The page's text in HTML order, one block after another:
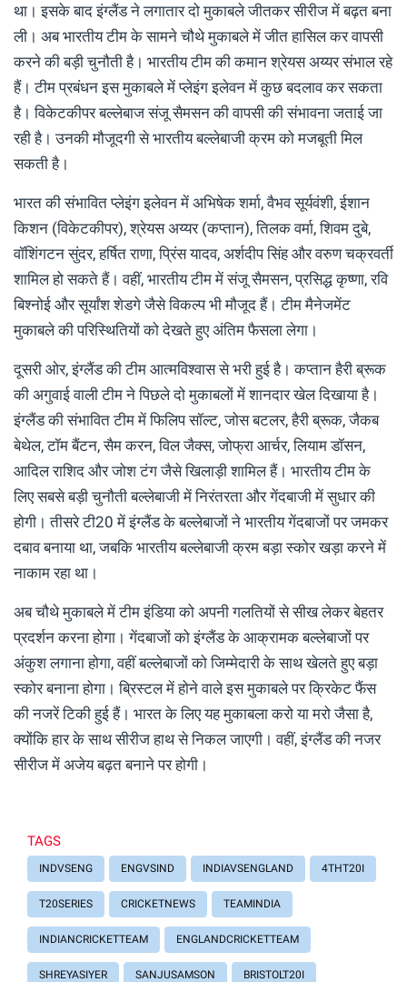
था। इसके बाद इंग्लैंड ने लगातार दो मुकाबले जीतकर सीरीज में बढ़त बना
ली। अब भारतीय टीम के सामने चौथे मुकाबले में जीत हासिल कर वापसी
करने की बड़ी चुनौती है। भारतीय टीम की कमान श्रेयस अय्यर संभाल रहे
हैं। टीम प्रबंधन इस मुकाबले में प्लेइंग इलेवन में कुछ बदलाव कर सकता
है। विकेटकीपर बल्लेबाज संजू सैमसन की वापसी की संभावना जताई जा
रही है। उनकी मौजूदगी से भारतीय बल्लेबाजी क्रम को मजबूती मिल
सकती है।
भारत की संभावित प्लेइंग इलेवन में अभिषेक शर्मा, वैभव सूर्यवंशी, ईशान
किशन (विकेटकीपर), श्रेयस अय्यर (कप्तान), तिलक वर्मा, शिवम दुबे,
वॉशिंगटन सुंदर, हर्षित राणा, प्रिंस यादव, अर्शदीप सिंह और वरुण चक्रवर्ती
शामिल हो सकते हैं। वहीं, भारतीय टीम में संजू सैमसन, प्रसिद्ध कृष्णा, रवि
बिश्नोई और सूर्यांश शेडगे जैसे विकल्प भी मौजूद हैं। टीम मैनेजमेंट
मुकाबले की परिस्थितियों को देखते हुए अंतिम फैसला लेगा।
दूसरी ओर, इंग्लैंड की टीम आत्मविश्वास से भरी हुई है। कप्तान हैरी ब्रूक
की अगुवाई वाली टीम ने पिछले दो मुकाबलों में शानदार खेल दिखाया है।
इंग्लैंड की संभावित टीम में फिलिप सॉल्ट, जोस बटलर, हैरी ब्रूक, जैकब
बेथेल, टॉम बैंटन, सैम करन, विल जैक्स, जोफ्रा आर्चर, लियाम डॉसन,
आदिल राशिद और जोश टंग जैसे खिलाड़ी शामिल हैं। भारतीय टीम के
लिए सबसे बड़ी चुनौती बल्लेबाजी में निरंतरता और गेंदबाजी में सुधार की
होगी। तीसरे टी20 में इंग्लैंड के बल्लेबाजों ने भारतीय गेंदबाजों पर जमकर
दबाव बनाया था, जबकि भारतीय बल्लेबाजी क्रम बड़ा स्कोर खड़ा करने में
नाकाम रहा था।
अब चौथे मुकाबले में टीम इंडिया को अपनी गलतियों से सीख लेकर बेहतर
प्रदर्शन करना होगा। गेंदबाजों को इंग्लैंड के आक्रामक बल्लेबाजों पर
अंकुश लगाना होगा, वहीं बल्लेबाजों को जिम्मेदारी के साथ खेलते हुए बड़ा
स्कोर बनाना होगा। ब्रिस्टल में होने वाले इस मुकाबले पर क्रिकेट फैंस
की नजरें टिकी हुई हैं। भारत के लिए यह मुकाबला करो या मरो जैसा है,
क्योंकि हार के साथ सीरीज हाथ से निकल जाएगी। वहीं, इंग्लैंड की नजर
सीरीज में अजेय बढ़त बनाने पर होगी।
TAGS
INDVSENG ENGVSIND INDIAVSENGLAND 4THT20I
T20SERIES CRICKETNEWS TEAMINDIA
INDIANCRICKETTEAM ENGLANDCRICKETTEAM
SHREYASIYER SANJUSAMSON BRISTOLT20I